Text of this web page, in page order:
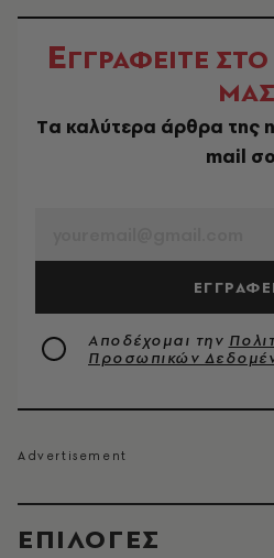
EΠΙΛΟΓΈΣ
ΕΓΓΡΑΦΕΙΤΕ ΣΤΟ
ΜΑΣ
Tα καλύτερα άρθρα της
mail
Αποδέχομαι την
Προσωπικών